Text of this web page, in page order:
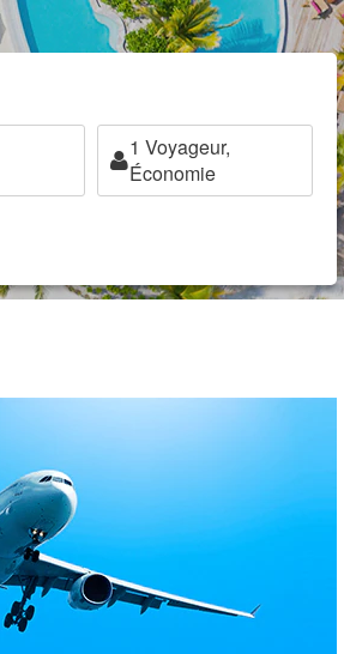
1 Voyageur,
Économie